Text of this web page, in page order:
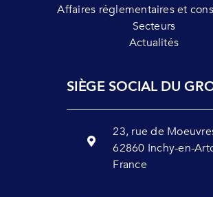
Affaires réglementaires et
Secteurs
Actualités
SIÈGE SOCIAL DU
23, rue de
62860 Inchy-en-
France